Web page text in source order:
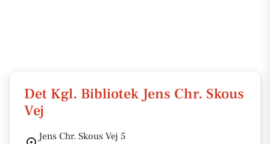
Det Kgl. Bibliotek Jens Chr. Skous
Vej
Jens Chr. Skous Vej 5